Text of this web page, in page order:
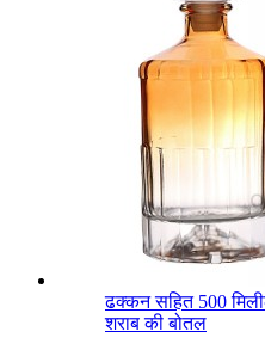
ढक्कन सहित 500
शराब की बोतल